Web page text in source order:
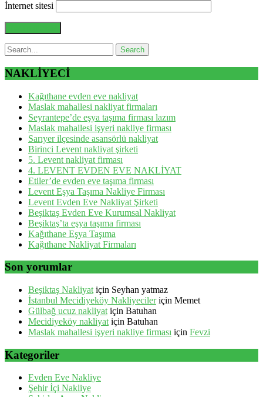
İnternet sitesi
NAKLİYECİ
Kağıthane evden eve nakliyat
Maslak mahallesi nakliyat firmaları
Seyrantepe’de eşya taşıma firması lazım
Maslak mahallesi işyeri nakliye firması
Sarıyer ilçesinde asansörlü nakliyat
Birinci Levent nakliyat şirketi
5. Levent nakliyat firması
4. LEVENT EVDEN EVE NAKLİYAT
Etiler’de evden eve taşıma firması
Levent Eşya Taşıma Nakliye Firması
Levent Evden Eve Nakliyat Şirketi
Beşiktaş Evden Eve Kurumsal Nakliyat
Beşiktaş’ta eşya taşıma firması
Kağıthane Eşya Taşıma
Kağıthane Nakliyat Firmaları
Son yorumlar
Beşiktaş Nakliyat için Seyhan yatmaz
İstanbul Mecidiyeköy Nakliyecileriçin Memet
Gülbağ ucuz nakliyat için Batuhan
Mecidiyeköy nakliyat için Batuhan
Maslak mahallesi işyeri nakliye firması için Fevzi
Kategoriler
Evden Eve Nakliye
Şehir İçi Nakliye